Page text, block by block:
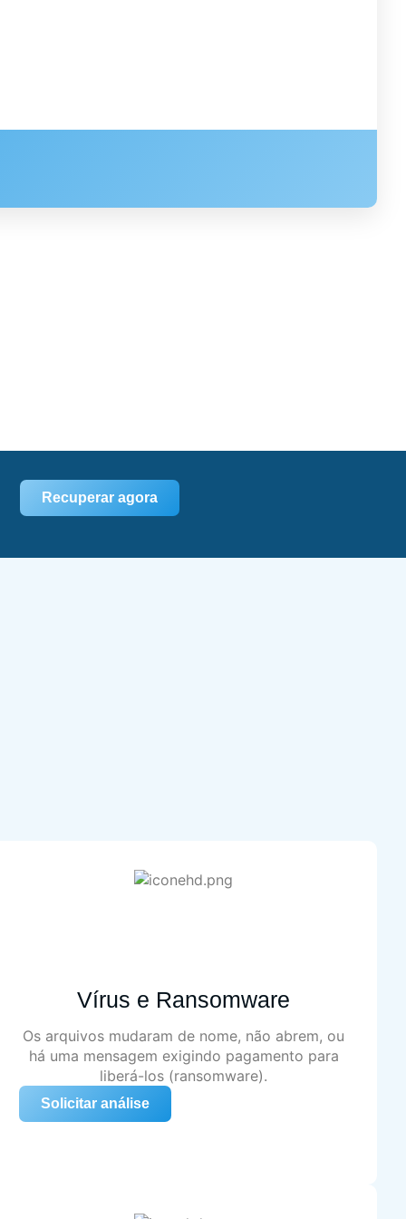
Recuperar agora
Vírus e Ransomware
Os arquivos mudaram de nome, não abrem, ou
há uma mensagem exigindo pagamento para
liberá-los (ransomware).
Solicitar análise